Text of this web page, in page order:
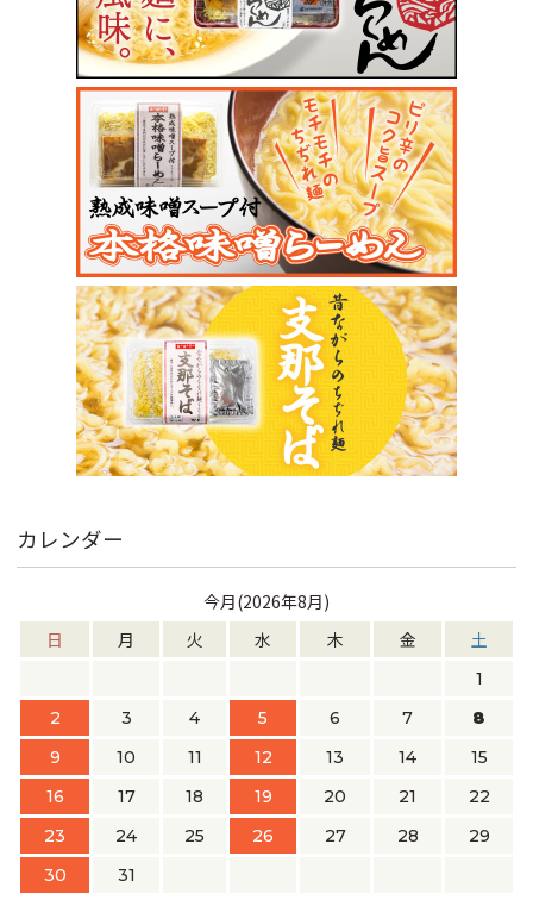
カレンダー
今月(2026年8月)
日
月 火 水 木 金 土
1
2
3 4 5 6 7
8
9
10 11 12 13 14
15
16
17 18 19 20 21
22
23
24 25 26 27 28
29
30
31